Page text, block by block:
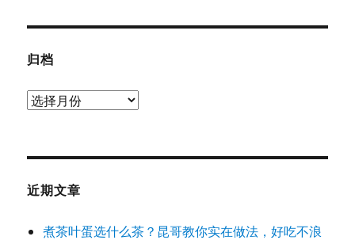
归档
归
近期文章
煮茶叶蛋选什么茶？昆哥教你实在做法，好吃不浪